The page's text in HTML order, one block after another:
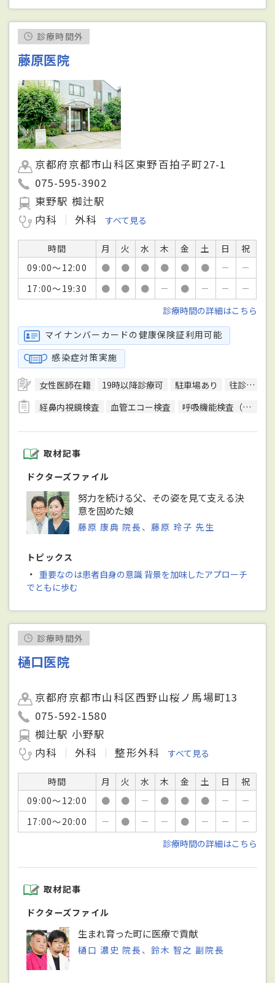
診療時間外
藤原医院
京都府京都市山科区東野百拍子町27-1
075-595-3902
東野駅 椥辻駅
内科
外科 すべて見る
時間 月 火 水 木 金 土 日
祝
09:00～12:00
● ● ● ● ● ● －
－
17:00～19:30
● ● ● － ● － －
－
診療時間の詳細はこちら
マイナンバーカードの健康保険証利用可能
感染症対策実施
女性医師在籍 19時以降診療可 駐車場あり 往診可
経鼻内視鏡検査
血管エコー検査 呼吸機能検査（スパイロメトリー）
取材記事
ドクターズファイル
努力を続ける父、その姿を見て支える決
意を固めた娘
藤原 康典 院長、藤原 玲子 先生
トピックス
・ 重要なのは患者自身の意識 背景を加味したアプローチ
でともに歩む
診療時間外
樋口医院
京都府京都市山科区西野山桜ノ馬場町13
075-592-1580
椥辻駅 小野駅
内科
外科 整形外科 すべて見る
時間 月 火 水 木 金 土 日
祝
09:00～12:00
● ● － ● ● ● －
－
17:00～20:00
－ ● － － ● － －
－
診療時間の詳細はこちら
取材記事
ドクターズファイル
生まれ育った町に医療で貢献
樋口 濃史 院長、鈴木 智之 副院長